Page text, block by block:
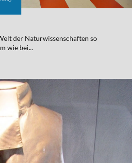
der Naturwissenschaften so
wie bei...